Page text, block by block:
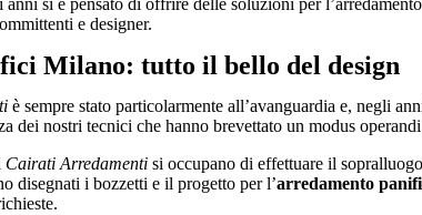
si è pensato di offrire delle soluzioni per
e designer.
Milano: tutto il bello del design
è sempre stato particolarmente all’avanguardia e, negli
dei nostri tecnici che hanno brevettato un modus
Cairati Arredamenti si occupano di effettuare il
disegnati i bozzetti e il progetto per l’arredamento